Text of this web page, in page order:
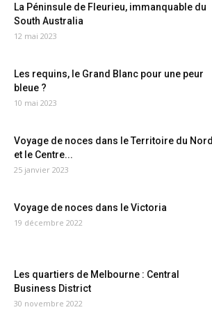
La Péninsule de Fleurieu, immanquable du
South Australia
12 mai 2023
Les requins, le Grand Blanc pour une peur
bleue ?
10 mai 2023
Voyage de noces dans le Territoire du Nord
et le Centre...
25 janvier 2023
Voyage de noces dans le Victoria
19 décembre 2022
Les quartiers de Melbourne : Central
Business District
30 novembre 2022